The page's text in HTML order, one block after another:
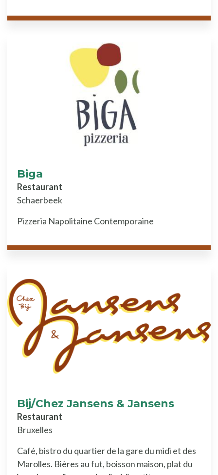
Biga
Restaurant
Schaerbeek
Pizzeria Napolitaine Contemporaine
Bij/Chez Jansens & Jansens
Restaurant
Bruxelles
Café, bistro du quartier de la gare du midi et des
Marolles. Bières au fut, boisson maison, plat du